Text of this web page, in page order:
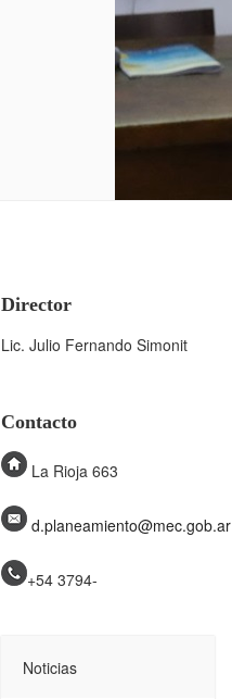
Director
Lic. Julio Fernando Simonit
Contacto
La Rioja 663
d.planeamiento@mec.gob.ar
+54 3794-
Noticias